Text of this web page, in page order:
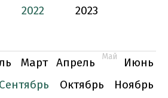
2022
2023
Март Апрель Май
Июнь
Сентябрь Октябрь
Ноябрь